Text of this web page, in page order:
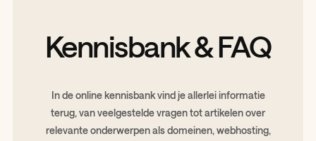
Kennisbank & FAQ
In de online kennisbank vind je allerlei informatie
terug, van veelgestelde vragen tot artikelen over
relevante onderwerpen als domeinen, webhosting,